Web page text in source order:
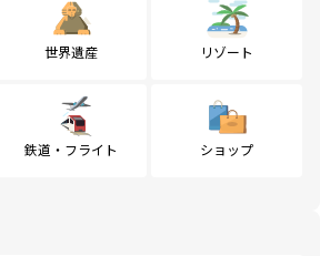
世界遺産 リゾート
鉄道・フライト ショップ